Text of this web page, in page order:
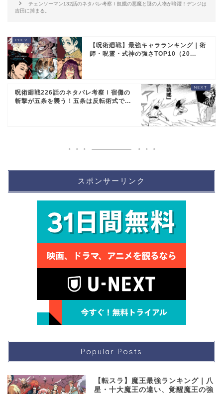
チェンソーマン132話のネタバレ考察ｌ飢餓の悪魔と謎の人物が暗躍！デンジは
吉田に捕まる。
【呪術廻戦】最強キャラランキング｜術
師・呪霊・式神の強さTOP10（20...
呪術廻戦226話のネタバレ考察ｌ宿儺の
斬撃が五条を襲う！五条は反転術式で...
スポンサーリンク
Popular Posts
【転スラ】魔王最強ランキング｜八
星・十大魔王の違い、覚醒魔王の強